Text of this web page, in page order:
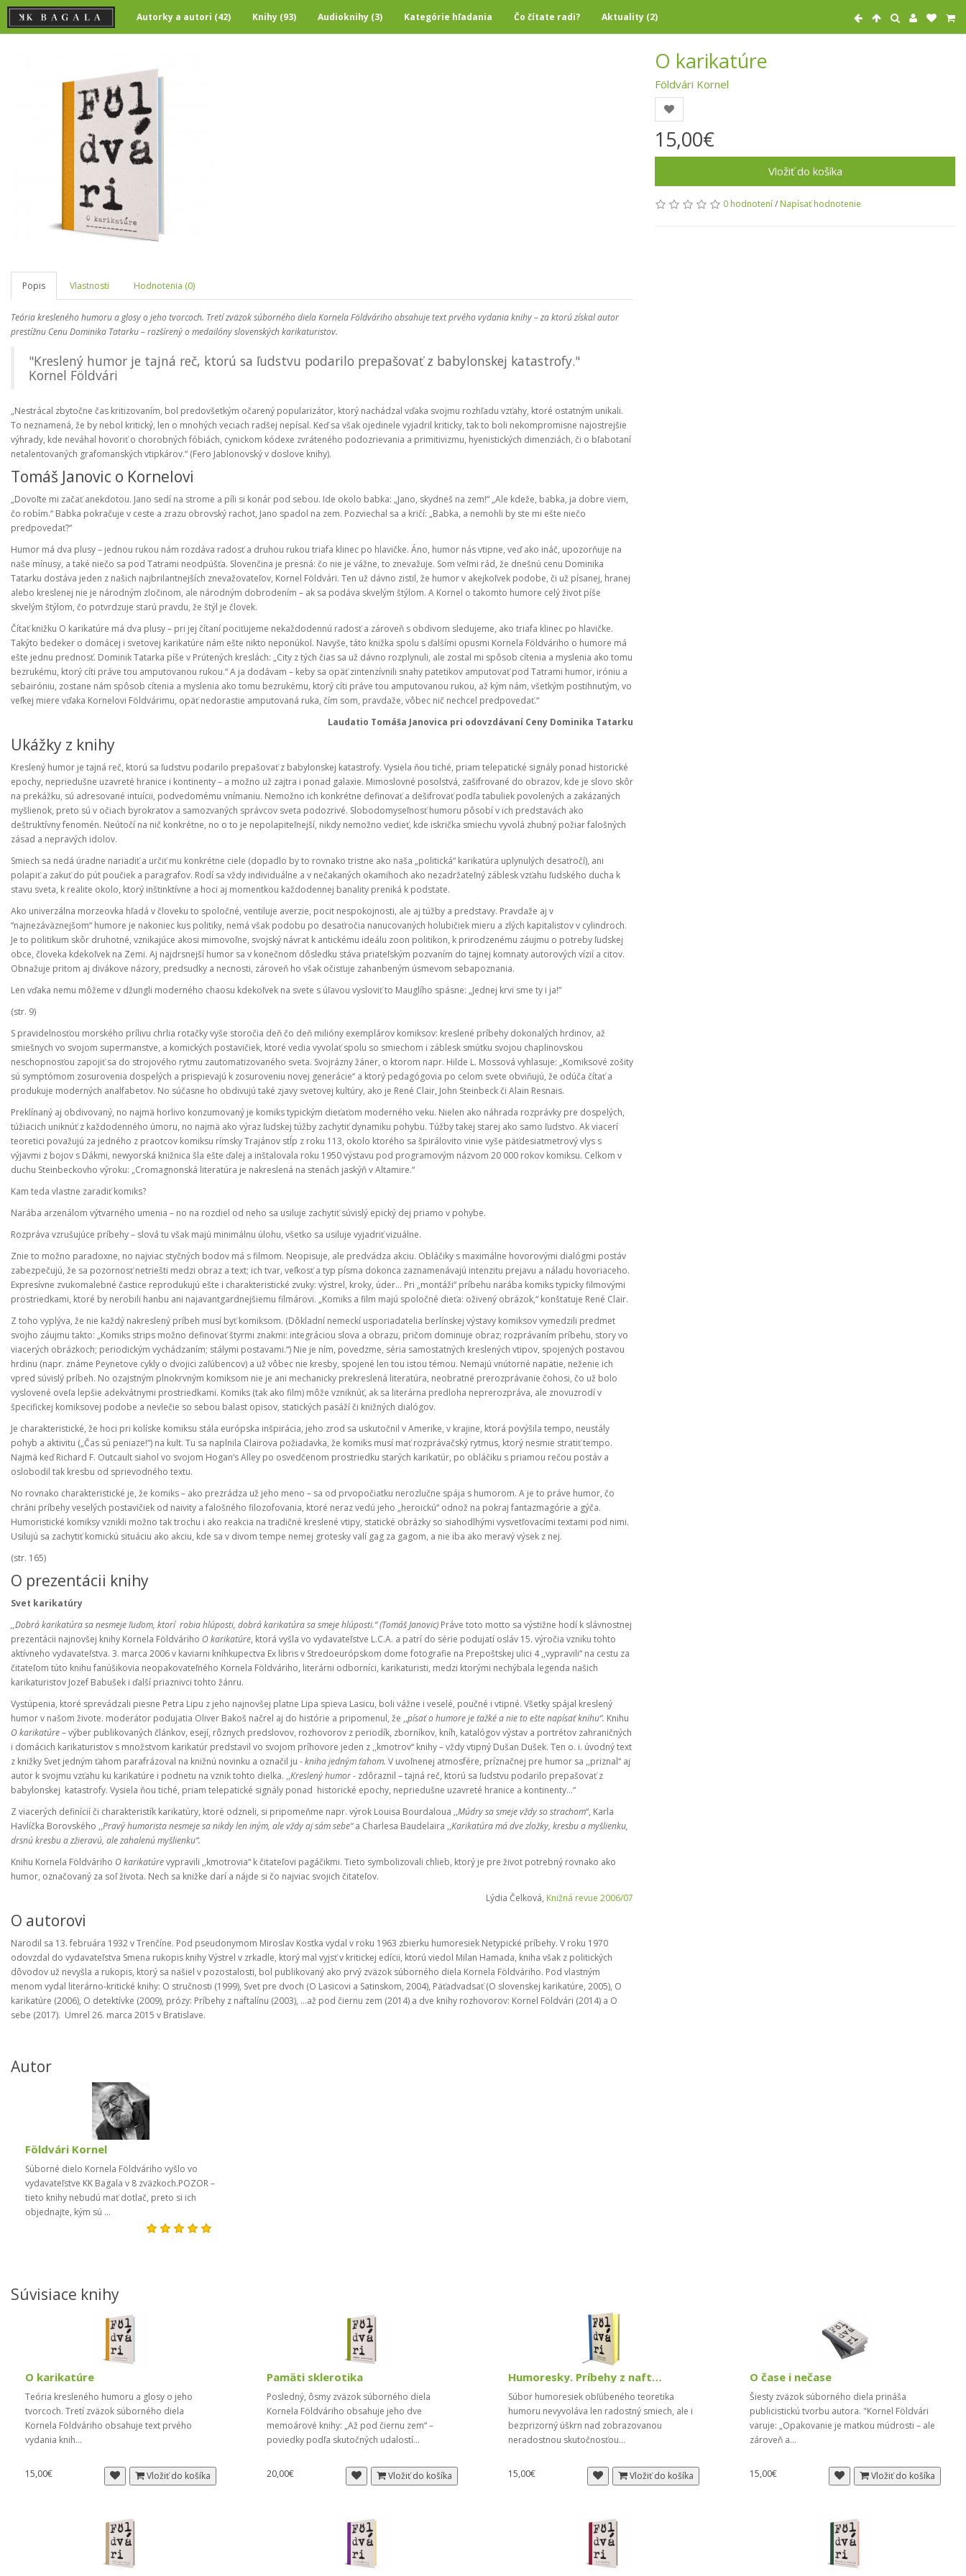
Autorky a autori (42) Knihy (93) Audioknihy (3) Kategórie hľadania Čo čítate radi? Aktuality (2)
Popis Vlastnosti Hodnotenia (0)
Teória kresleného humoru a glosy o jeho tvorcoch. Tretí zväzok súborného diela Kornela Földváriho obsahuje text prvého vydania knihy – za ktorú získal autor
prestížnu Cenu Dominika Tatarku – rozšírený o medailóny slovenských karikaturistov.
"Kreslený humor je tajná reč, ktorú sa ľudstvu podarilo prepašovať z babylonskej katastrofy."
Kornel Földvári
„Nestrácal zbytočne čas kritizovaním, bol predovšetkým očarený popularizátor, ktorý nachádzal vďaka svojmu rozhľadu vzťahy, ktoré ostatným unikali.
To neznamená, že by nebol kritický, len o mnohých veciach radšej nepísal. Keď sa však ojedinele vyjadril kriticky, tak to boli nekompromisne najostrejšie
výhrady, kde neváhal hovoriť o chorobných fóbiách, cynickom kódexe zvráteného podozrievania a primitivizmu, hyenistických dimenziách, či o bľabotaní
netalentovaných grafomanských vtipkárov.“ (Fero Jablonovský v doslove knihy).
Tomáš Janovic o Kornelovi
„Dovoľte mi začať anekdotou. Jano sedí na strome a píli si konár pod sebou. Ide okolo babka: „Jano, skydneš na zem!“ „Ale kdeže, babka, ja dobre viem,
čo robím.“ Babka pokračuje v ceste a zrazu obrovský rachot, Jano spadol na zem. Pozviechal sa a kričí: „Babka, a nemohli by ste mi ešte niečo
predpovedať?“
Humor má dva plusy – jednou rukou nám rozdáva radosť a druhou rukou triafa klinec po hlavičke. Áno, humor nás vtipne, veď ako ináč, upozorňuje na
naše mínusy, a také niečo sa pod Tatrami neodpúšťa. Slovenčina je presná: čo nie je vážne, to znevažuje. Som veľmi rád, že dnešnú cenu Dominika
Tatarku dostáva jeden z našich najbrilantnejších znevažovateľov, Kornel Földvári. Ten už dávno zistil, že humor v akejkoľvek podobe, či už písanej, hranej
alebo kreslenej nie je národným zločinom, ale národným dobrodením – ak sa podáva skvelým štýlom. A Kornel o takomto humore celý život píše
skvelým štýlom, čo potvrdzuje starú pravdu, že štýl je človek.
Čítať knižku O karikatúre má dva plusy – pri jej čítaní pociťujeme nekaždodennú radosť a zároveň s obdivom sledujeme, ako triafa klinec po hlavičke.
Takýto bedeker o domácej i svetovej karikatúre nám ešte nikto neponúkol. Navyše, táto knižka spolu s ďalšími opusmi Kornela Földváriho o humore má
ešte jednu prednosť. Dominik Tatarka píše v Prútených kreslách: „City z tých čias sa už dávno rozplynuli, ale zostal mi spôsob cítenia a myslenia ako tomu
bezrukému, ktorý cíti práve tou amputovanou rukou.“ A ja dodávam – keby sa opäť zintenzívnili snahy patetikov amputovať pod Tatrami humor, iróniu a
sebairóniu, zostane nám spôsob cítenia a myslenia ako tomu bezrukému, ktorý cíti práve tou amputovanou rukou, až kým nám, všetkým postihnutým, vo
veľkej miere vďaka Kornelovi Földvárimu, opäť nedorastie amputovaná ruka, čím som, pravdaže, vôbec nič nechcel predpovedať.“
Laudatio Tomáša Janovica pri odovzdávaní Ceny Dominika Tatarku
Ukážky z knihy
Kreslený humor je tajná reč, ktorú sa ľudstvu podarilo prepašovať z babylonskej katastrofy. Vysiela ňou tiché, priam telepatické signály ponad historické
epochy, nepriedušne uzavreté hranice i kontinenty – a možno už zajtra i ponad galaxie. Mimoslovné posolstvá, zašifrované do obrazov, kde je slovo skôr
na prekážku, sú adresované intuícii, podvedomému vnímaniu. Nemožno ich konkrétne definovať a dešifrovať podľa tabuliek povolených a zakázaných
myšlienok, preto sú v očiach byrokratov a samozvaných správcov sveta podozrivé. Slobodomyseľnosť humoru pôsobí v ich predstavách ako
deštruktívny fenomén. Neútočí na nič konkrétne, no o to je nepolapiteľnejší, nikdy nemožno vedieť, kde iskrička smiechu vyvolá zhubný požiar falošných
zásad a nepravých idolov.
Smiech sa nedá úradne nariadiť a určiť mu konkrétne ciele (dopadlo by to rovnako tristne ako naša „politická“ karikatúra uplynulých desaťročí), ani
polapiť a zakuť do pút poučiek a paragrafov. Rodí sa vždy individuálne a v nečakaných okamihoch ako nezadržateľný záblesk vzťahu ľudského ducha k
stavu sveta, k realite okolo, ktorý inštinktívne a hoci aj momentkou každodennej banality preniká k podstate.
Ako univerzálna morzeovka hľadá v človeku to spoločné, ventiluje averzie, pocit nespokojnosti, ale aj túžby a predstavy. Pravdaže aj v
“najnezáväznejšom“ humore je nakoniec kus politiky, nemá však podobu po desaťročia nanucovaných holubičiek mieru a zlých kapitalistov v cylindroch.
Je to politikum skôr druhotné, vznikajúce akosi mimovoľne, svojský návrat k antickému ideálu zoon politikon, k prirodzenému záujmu o potreby ľudskej
obce, človeka kdekoľvek na Zemi. Aj najdrsnejší humor sa v konečnom dôsledku stáva priateľským pozvaním do tajnej komnaty autorových vízií a citov.
Obnažuje pritom aj divákove názory, predsudky a necnosti, zároveň ho však očisťuje zahanbeným úsmevom sebapoznania.
Len vďaka nemu môžeme v džungli moderného chaosu kdekoľvek na svete s úľavou vysloviť to Mauglího spásne: „Jednej krvi sme ty i ja!“
(str. 9)
S pravidelnosťou morského prílivu chrlia rotačky vyše storočia deň čo deň milióny exemplárov komiksov: kreslené príbehy dokonalých hrdinov, až
smiešnych vo svojom supermanstve, a komických postavičiek, ktoré vedia vyvolať spolu so smiechom i záblesk smútku svojou chaplinovskou
neschopnosťou zapojiť sa do strojového rytmu zautomatizovaného sveta. Svojrázny žáner, o ktorom napr. Hilde L. Mossová vyhlasuje: „Komiksové zošity
sú symptómom zosurovenia dospelých a prispievajú k zosuroveniu novej generácie“ a ktorý pedagógovia po celom svete obviňujú, že odúča čítať a
produkuje moderných analfabetov. No súčasne ho obdivujú také zjavy svetovej kultúry, ako je René Clair, John Steinbeck či Alain Resnais.
Preklínaný aj obdivovaný, no najmä horlivo konzumovaný je komiks typickým dieťaťom moderného veku. Nielen ako náhrada rozprávky pre dospelých,
túžiacich uniknúť z každodenného úmoru, no najmä ako výraz ľudskej túžby zachytiť dynamiku pohybu. Túžby takej starej ako samo ľudstvo. Ak viacerí
teoretici považujú za jedného z praotcov komiksu rímsky Trajánov stĺp z roku 113, okolo ktorého sa špirálovito vinie vyše päťdesiatmetrový vlys s
výjavmi z bojov s Dákmi, newyorská knižnica šla ešte ďalej a inštalovala roku 1950 výstavu pod programovým názvom 20 000 rokov komiksu. Celkom v
duchu Steinbeckovho výroku: „Cromagnonská literatúra je nakreslená na stenách jaskýň v Altamire.“
Kam teda vlastne zaradiť komiks?
Narába arzenálom výtvarného umenia – no na rozdiel od neho sa usiluje zachytiť súvislý epický dej priamo v pohybe.
Rozpráva vzrušujúce príbehy – slová tu však majú minimálnu úlohu, všetko sa usiluje vyjadriť vizuálne.
Znie to možno paradoxne, no najviac styčných bodov má s filmom. Neopisuje, ale predvádza akciu. Obláčiky s maximálne hovorovými dialógmi postáv
zabezpečujú, že sa pozornosť netriešti medzi obraz a text; ich tvar, veľkosť a typ písma dokonca zaznamenávajú intenzitu prejavu a náladu hovoriaceho.
Expresívne zvukomalebné častice reprodukujú ešte i charakteristické zvuky: výstrel, kroky, úder… Pri „montáži“ príbehu narába komiks typicky filmovými
prostriedkami, ktoré by nerobili hanbu ani najavantgardnejšiemu filmárovi. „Komiks a film majú spoločné dieťa: oživený obrázok,“ konštatuje René Clair.
Z toho vyplýva, že nie každý nakreslený príbeh musí byť komiksom. (Dôkladní nemeckí usporiadatelia berlínskej výstavy komiksov vymedzili predmet
svojho záujmu takto: „Komiks strips možno definovať štyrmi znakmi: integráciou slova a obrazu, pričom dominuje obraz; rozprávaním príbehu, story vo
viacerých obrázkoch; periodickým vychádzaním; stálymi postavami.“) Nie je ním, povedzme, séria samostatných kreslených vtipov, spojených postavou
hrdinu (napr. známe Peynetove cykly o dvojici zaľúbencov) a už vôbec nie kresby, spojené len tou istou témou. Nemajú vnútorné napätie, neženie ich
vpred súvislý príbeh. No ozajstným plnokrvným komiksom nie je ani mechanicky prekreslená literatúra, neobratné prerozprávanie čohosi, čo už bolo
vyslovené oveľa lepšie adekvátnymi prostriedkami. Komiks (tak ako film) môže vzniknúť, ak sa literárna predloha neprerozpráva, ale znovuzrodí v
špecifickej komiksovej podobe a nevlečie so sebou balast opisov, statických pasáží či knižných dialógov.
Je charakteristické, že hoci pri kolíske komiksu stála európska inšpirácia, jeho zrod sa uskutočnil v Amerike, v krajine, ktorá povýšila tempo, neustály
pohyb a aktivitu („Čas sú peniaze!“) na kult. Tu sa naplnila Clairova požiadavka, že komiks musí mať rozprávačský rytmus, ktorý nesmie stratiť tempo.
Najmä keď Richard F. Outcault siahol vo svojom Hogan‘s Alley po osvedčenom prostriedku starých karikatúr, po obláčiku s priamou rečou postáv a
oslobodil tak kresbu od sprievodného textu.
No rovnako charakteristické je, že komiks – ako prezrádza už jeho meno – sa od prvopočiatku nerozlučne spája s humorom. A je to práve humor, čo
chráni príbehy veselých postavičiek od naivity a falošného filozofovania, ktoré neraz vedú jeho „heroickú“ odnož na pokraj fantazmagórie a gýča.
Humoristické komiksy vznikli možno tak trochu i ako reakcia na tradičné kreslené vtipy, statické obrázky so siahodlhými vysvetľovacími textami pod nimi.
Usilujú sa zachytiť komickú situáciu ako akciu, kde sa v divom tempe nemej grotesky valí gag za gagom, a nie iba ako meravý výsek z nej.
(str. 165)
O prezentácii knihy
Svet karikatúry
,,Dobrá karikatúra sa nesmeje ľuďom, ktorí robia hlúposti, dobrá karikatúra sa smeje hlúposti.“ (Tomáš Janovic) Práve toto motto sa výstižne hodí k slávnostnej
prezentácii najnovšej knihy Kornela Földváriho O karikatúre, ktorá vyšla vo vydavateľstve L.C.A. a patrí do série podujatí osláv 15. výročia vzniku tohto
aktívneho vydavateľstva. 3. marca 2006 v kaviarni kníhkupectva Ex libris v Stredoeurópskom dome fotografie na Prepoštskej ulici 4 ,,vypravili“ na cestu za
čitateľom túto knihu fanúšikovia neopakovateľného Kornela Földváriho, literárni odborníci, karikaturisti, medzi ktorými nechýbala legenda našich
karikaturistov Jozef Babušek i ďalší priaznivci tohto žánru.
Vystúpenia, ktoré sprevádzali piesne Petra Lipu z jeho najnovšej platne Lipa spieva Lasicu, boli vážne i veselé, poučné i vtipné. Všetky spájal kreslený
humor v našom živote. moderátor podujatia Oliver Bakoš načrel aj do histórie a pripomenul, že ,,písať o humore je ťažké a nie to ešte napísať knihu“. Knihu
O karikatúre– výber publikovaných článkov, esejí, rôznych predslovov, rozhovorov z periodík, zborníkov, kníh, katalógov výstav a portrétov zahraničných
i domácich karikaturistov s množstvom karikatúr predstavil vo svojom príhovore jeden z ,,kmotrov“ knihy – vždy vtipný Dušan Dušek. Ten o. i. úvodný text
z knižky Svet jedným ťahom parafrázoval na knižnú novinku a označil ju -kniha jedným ťahom. V uvoľnenej atmosfére, príznačnej pre humor sa ,,priznal“ aj
autor k svojmu vzťahu ku karikatúre i podnetu na vznik tohto dielka. ,,Kreslený humor- zdôraznil – tajná reč, ktorú sa ľudstvu podarilo prepašovať z
babylonskej katastrofy. Vysiela ňou tiché, priam telepatické signály ponad historické epochy, nepriedušne uzavreté hranice a kontinenty...“
Z viacerých definícií či charakteristík karikatúry, ktoré odzneli, si pripomeňme napr. výrok Louisa Bourdaloua ,,Múdry sa smeje vždy so strachom“, Karla
Havlíčka Borovského ,,Pravý humorista nesmeje sa nikdy len iným, ale vždy aj sám sebe“a Charlesa Baudelaira ,,Karikatúra má dve zložky, kresbu a myšlienku,
drsnú kresbu a zžieravú, ale zahalenú myšlienku“.
Knihu Kornela Földváriho O karikatúrevypravili ,,kmotrovia“ k čitateľovi pagáčikmi. Tieto symbolizovali chlieb, ktorý je pre život potrebný rovnako ako
humor, označovaný za soľ života. Nech sa knižke darí a nájde si čo najviac svojich čitateľov.
Lýdia Čelková, Knižná revue 2006/07
O autorovi
Narodil sa 13. februára 1932 v Trenčíne. Pod pseudonymom Miroslav Kostka vydal v roku 1963 zbierku humoresiek Netypické príbehy. V roku 1970
odovzdal do vydavateľstva Smena rukopis knihy Výstrel v zrkadle, ktorý mal vyjsť v kritickej edícii, ktorú viedol Milan Hamada, kniha však z politických
dôvodov už nevyšla a rukopis, ktorý sa našiel v pozostalosti, bol publikovaný ako prvý zväzok súborného diela Kornela Földváriho. Pod vlastným
menom vydal literárno-kritické knihy: O stručnosti (1999), Svet pre dvoch (O Lasicovi a Satinskom, 2004), Päťadvadsať (O slovenskej karikatúre, 2005), O
karikatúre (2006), O detektívke (2009), prózy: Príbehy z naftalínu (2003), ...až pod čiernu zem (2014) a dve knihy rozhovorov: Kornel Földvári (2014) a O
sebe (2017). Umrel 26. marca 2015 v Bratislave.
O karikatúre
Földvári Kornel
15,00€
Vložiť do košíka
0 hodnotení/ Napísať hodnotenie
Autor
Földvári Kornel
Súborné dielo Kornela Földváriho vyšlo vo
vydavateľstve KK Bagala v 8 zväzkoch.POZOR –
tieto knihy nebudú mať dotlač, preto si ich
objednajte, kým sú ...
Súvisiace knihy
O karikatúre
Teória kresleného humoru a glosy o jeho
tvorcoch. Tretí zväzok súborného diela
Kornela Földváriho obsahuje text prvého
vydania knih...
15,00€ Vložiť do košíka
Pamäti sklerotika
Posledný, ôsmy zväzok súborného diela
Kornela Földváriho obsahuje jeho dve
memoárové knihy: „Až pod čiernu zem“ –
poviedky podľa skutočných udalostí...
20,00€ Vložiť do košíka
Humoresky. Príbehy z naftalínu
Súbor humoresiek obľúbeného teoretika
humoru nevyvoláva len radostný smiech, ale i
bezprizorný úškrn nad zobrazovanou
neradostnou skutočnosťou...
15,00€ Vložiť do košíka
O čase i nečase
Šiesty zväzok súborného diela prináša
publicistickú tvorbu autora. "Kornel Földvári
varuje: „Opakovanie je matkou múdrosti – ale
zároveň a...
15,00€ Vložiť do košíka